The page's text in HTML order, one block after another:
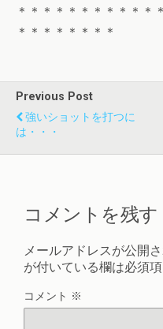
＊＊＊＊＊＊＊＊＊＊＊
＊＊＊＊＊＊＊＊
Previous Post
強いショットを打つに
は・・・
コメントを残す
メールアドレスが公開
が付いている欄は必須
コメント ※